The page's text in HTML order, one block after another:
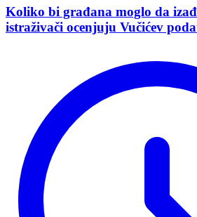
Koliko bi građana moglo da
istraživači ocenjuju Vučićev